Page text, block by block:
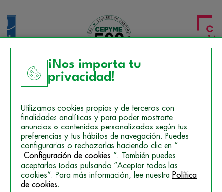
Política de Cookies
Mapa del sitio
Politica de Privacidad
© 2026 Campus Training
¡Nos importa tu
privacidad!
Utilizamos cookies propias y de terceros con
finalidades analíticas y para poder mostrarte
anuncios o contenidos personalizados según tus
preferencias y tus hábitos de navegación. Puedes
configurarlas o rechazarlas haciendo clic en “
Configuración de cookies ”. También puedes
aceptarlas todas pulsando “Aceptar todas las
cookies”. Para más información, lee nuestra Política
de cookies.